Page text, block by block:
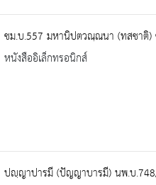
ชม.บ.557 มหานิปตวณฺณนา (ทสชาติ)
หนังสืออิเล็กทรอนิกส์
ปญฺญาปารมี (ปัญญาบารมี) นพ.บ